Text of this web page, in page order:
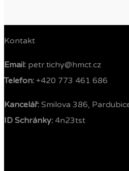
Kontakt
Email: petr.tichy@hmct.cz
Telefon: ‭ +420 773 461 686‬
Kancelář: Smilova 386,
ID Schránky: 4n23tst